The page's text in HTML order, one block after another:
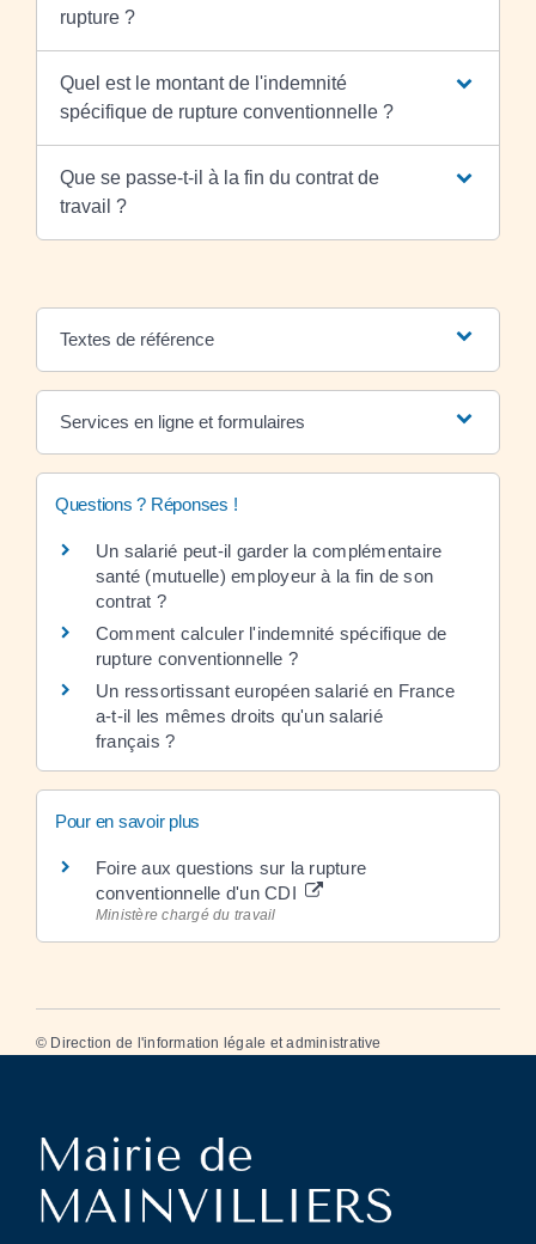
rupture ?
Quel est le montant de l'indemnité
spécifique de rupture conventionnelle ?
Que se passe-t-il à la fin du contrat de
travail ?
Textes de référence
Services en ligne et formulaires
Questions ? Réponses !
Un salarié peut-il garder la complémentaire
santé (mutuelle) employeur à la fin de son
contrat ?
Comment calculer l'indemnité spécifique de
rupture conventionnelle ?
Un ressortissant européen salarié en France
a-t-il les mêmes droits qu'un salarié
français ?
Pour en savoir plus
Foire aux questions sur la rupture
conventionnelle d'un CDI
Ministère chargé du travail
© Direction de l'information légale et administrative